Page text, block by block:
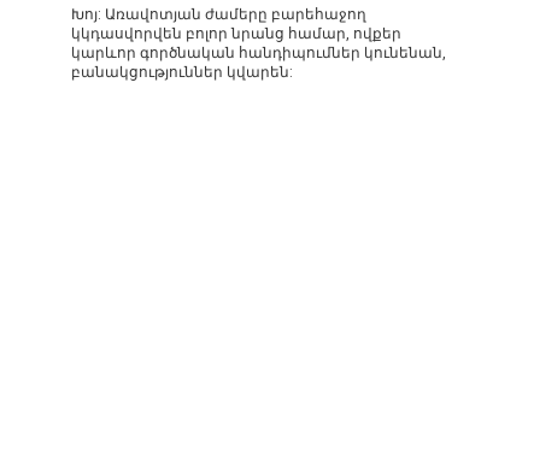
Խոյ: Առավոտյան ժամերը բարեհաջող
կկդասվորվեն բոլոր նրանց համար, ովքեր
կարևոր գործնական հանդիպումներ կունենան,
բանակցություններ կվարեն: